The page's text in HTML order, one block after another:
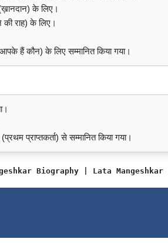
(ख़ानदान) के लिए।
की राह) के लिए।
आपके हैं कौन) के लिए सम्मानित किया गया।
प्राप्तकर्ता) से सम्मानित किया गया।
Biography | Lata